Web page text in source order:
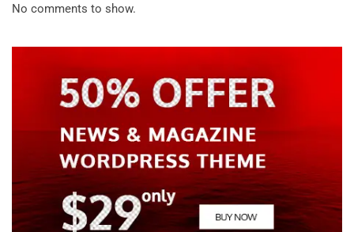
No comments to show.